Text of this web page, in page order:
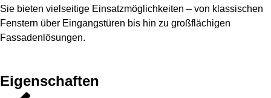
Sie bieten vielseitige Einsatzmöglichkeiten – von klassischen
Fenstern über Eingangstüren bis hin zu großflächigen
Fassadenlösungen.
Eigenschaften